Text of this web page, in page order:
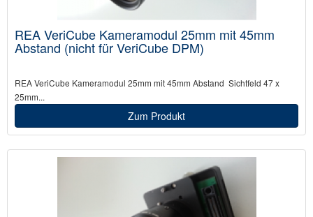
REA VeriCube Kameramodul 25mm mit 45mm
Abstand (nicht für VeriCube DPM)
REA VeriCube Kameramodul 25mm mit 45mm Abstand Sichtfeld 47 x
25mm...
Zum Produkt